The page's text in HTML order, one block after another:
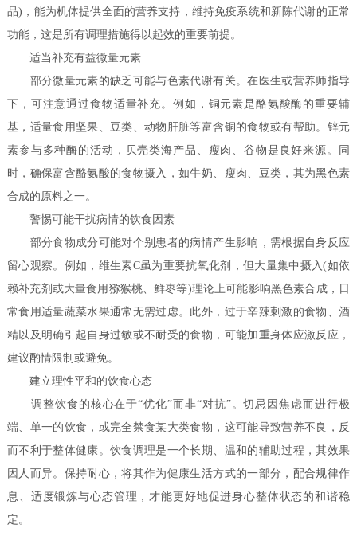
品)，能为机体提供全面的营养支持，维持免疫系统和新陈代谢的正常
功能，这是所有调理措施得以起效的重要前提。
适当补充有益微量元素
部分微量元素的缺乏可能与色素代谢有关。在医生或营养师指导
下，可注意通过食物适量补充。例如，铜元素是酪氨酸酶的重要辅
基，适量食用坚果、豆类、动物肝脏等富含铜的食物或有帮助。锌元
素参与多种酶的活动，贝壳类海产品、瘦肉、谷物是良好来源。同
时，确保富含酪氨酸的食物摄入，如牛奶、瘦肉、豆类，其为黑色素
合成的原料之一。
警惕可能干扰病情的饮食因素
部分食物成分可能对个别患者的病情产生影响，需根据自身反应
留心观察。例如，维生素C虽为重要抗氧化剂，但大量集中摄入(如依
赖补充剂或大量食用猕猴桃、鲜枣等)理论上可能影响黑色素合成，日
常食用适量蔬菜水果通常无需过虑。此外，过于辛辣刺激的食物、酒
精以及明确引起自身过敏或不耐受的食物，可能加重身体应激反应，
建议酌情限制或避免。
建立理性平和的饮食心态
调整饮食的核心在于“优化”而非“对抗”。切忌因焦虑而进行极
端、单一的饮食，或完全禁食某大类食物，这可能导致营养不良，反
而不利于整体健康。饮食调理是一个长期、温和的辅助过程，其效果
因人而异。保持耐心，将其作为健康生活方式的一部分，配合规律作
息、适度锻炼与心态管理，才能更好地促进身心整体状态的和谐稳
定。